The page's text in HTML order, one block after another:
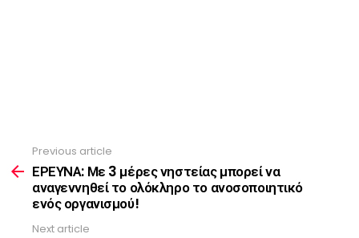
more
Previous article
ΕΡΕΥΝΑ: Με 3 μέρες νηστείας μπορεί να
αναγεννηθεί το ολόκληρο το ανοσοποιητικό
ενός οργανισμού!
Next article